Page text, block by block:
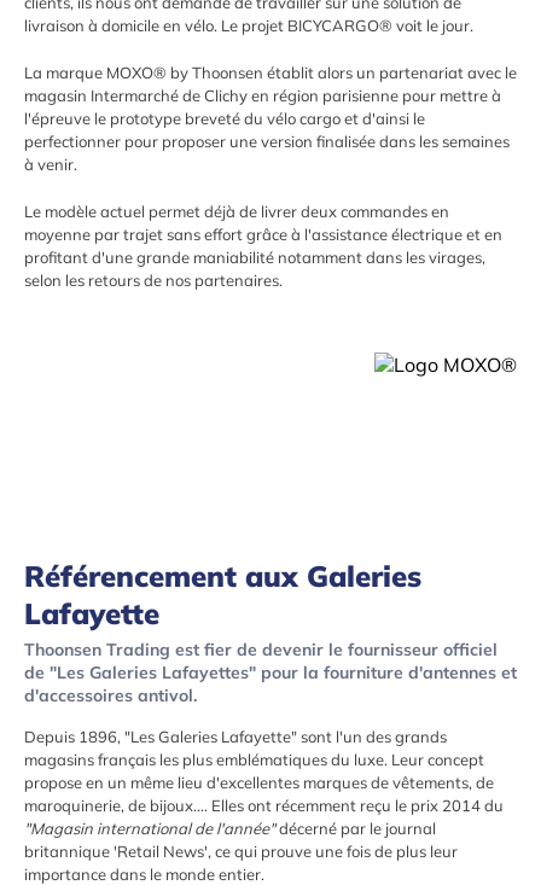
livraison à domicile en vélo. Le projet BICYCARGO® voit le jour.
La marque MOXO® by Thoonsen établit alors un partenariat avec le
magasin Intermarché de Clichy en région parisienne pour mettre à
l'épreuve le prototype breveté du vélo cargo et d'ainsi le
perfectionner pour proposer une version finalisée dans les semaines
à venir.
Le modèle actuel permet déjà de livrer deux commandes en
moyenne par trajet sans effort grâce à l'assistance électrique et en
profitant d'une grande maniabilité notamment dans les virages,
selon les retours de nos partenaires.
Référencement aux Galeries
Lafayette
Thoonsen Trading est fier de devenir le fournisseur officiel
de "Les Galeries Lafayettes" pour la fourniture d'antennes et
d'accessoires antivol.
Depuis 1896, "Les Galeries Lafayette" sont l'un des grands
magasins français les plus emblématiques du luxe. Leur concept
propose en un même lieu d'excellentes marques de vêtements, de
maroquinerie, de bijoux.... Elles ont récemment reçu le prix 2014 du
"Magasin international de l'année"décerné par le journal
britannique 'Retail News', ce qui prouve une fois de plus leur
importance dans le monde entier.